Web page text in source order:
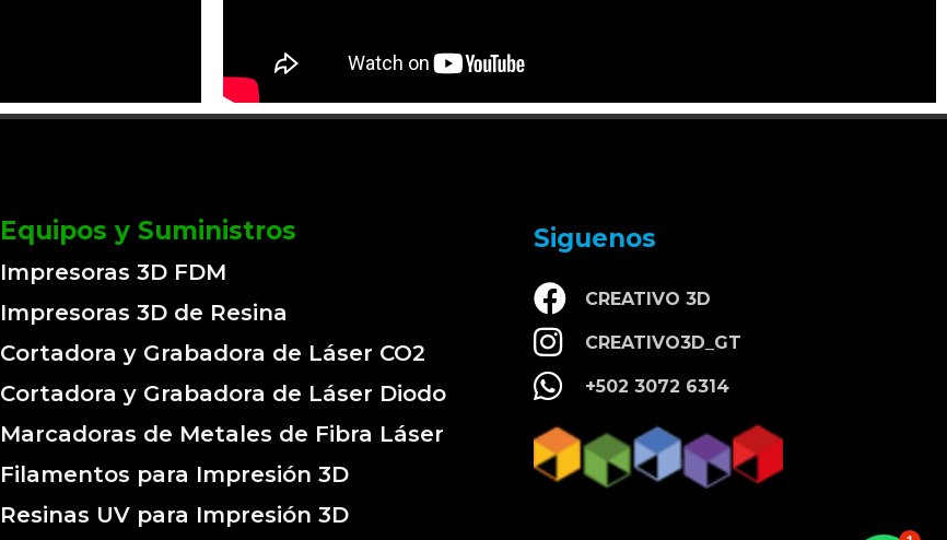
Equipos y Suministros
Impresoras 3D FDM
Impresoras 3D de Resina
Cortadora y Grabadora de Láser CO2
Cortadora y Grabadora de Láser Diodo
Marcadoras de Metales de Fibra Láser
Filamentos para Impresión 3D
Resinas UV para Impresión 3D
Siguenos
CREATIVO 3D
CREATIVO3D_GT
+502 3072 6314